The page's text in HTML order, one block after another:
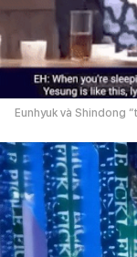
Eunhyuk và Shindong